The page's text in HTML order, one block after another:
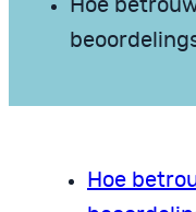
Hoe
Hoe